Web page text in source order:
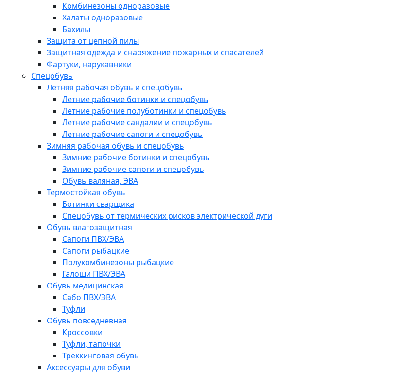
Комбинезоны одноразовые
Халаты одноразовые
Бахилы
Защита от цепной пилы
Защитная одежда и снаряжение пожарных и спасателей
Фартуки, нарукавники
Спецобувь
Летняя рабочая обувь и спецобувь
Летние рабочие ботинки и спецобувь
Летние рабочие полуботинки и спецобувь
Летние рабочие сандалии и спецобувь
Летние рабочие сапоги и спецобувь
Зимняя рабочая обувь и спецобувь
Зимние рабочие ботинки и спецобувь
Зимние рабочие сапоги и спецобувь
Обувь валяная, ЭВА
Термостойкая обувь
Ботинки сварщика
Спецобувь от термических рисков электрической дуги
Обувь влагозащитная
Сапоги ПВХ/ЭВА
Сапоги рыбацкие
Полукомбинезоны рыбацкие
Галоши ПВХ/ЭВА
Обувь медицинская
Сабо ПВХ/ЭВА
Туфли
Обувь повседневная
Кроссовки
Туфли, тапочки
Треккинговая обувь
Аксессуары для обуви